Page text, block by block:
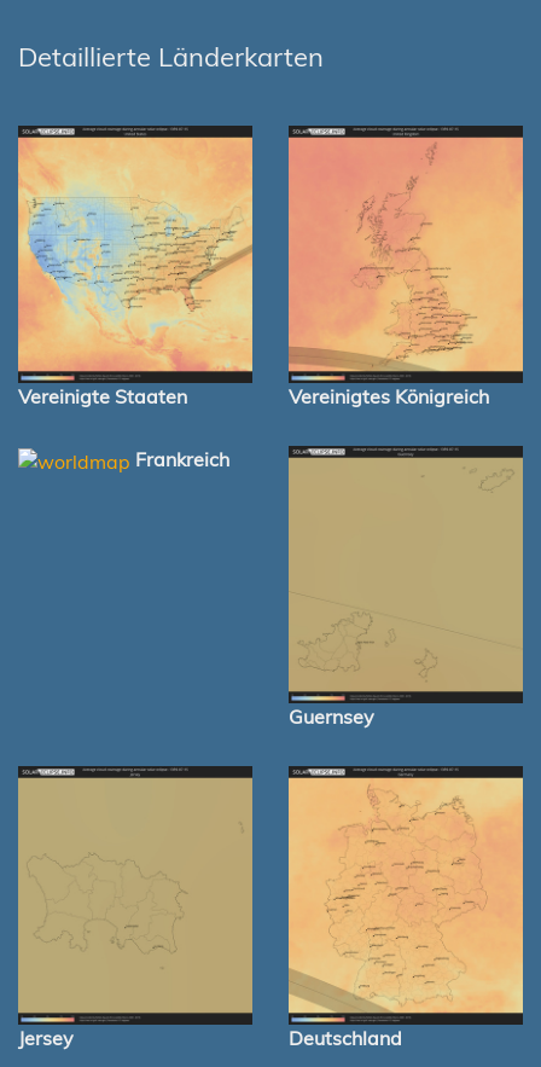
Detaillierte Länderkarten
Vereinigte Staaten Vereinigtes Königreich
Frankreich
Guernsey
Jersey Deutschland